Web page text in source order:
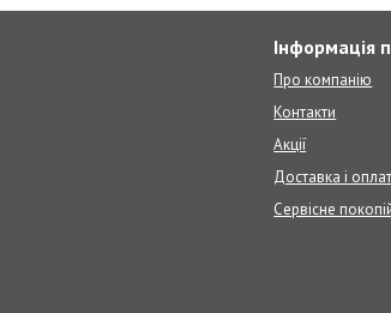
Інформація
Про компанію
Контакти
Акції
Доставка і
Сервісне